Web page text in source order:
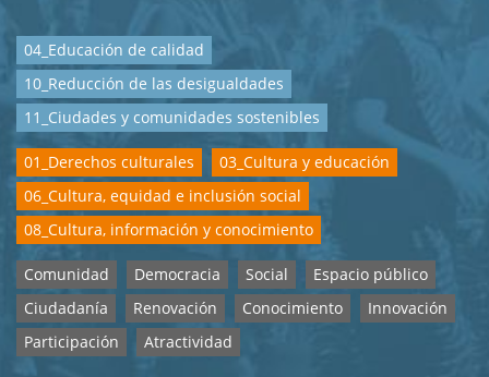
04_Educación de calidad
10_Reducción de las desigualdades
11_Ciudades y comunidades sostenibles
01_Derechos culturales
03_Cultura y educación
06_Cultura, equidad e inclusión social
08_Cultura, información y conocimiento
Comunidad Democracia Social
Espacio público
Ciudadanía
Renovación Conocimiento
Innovación
Participación
Atractividad